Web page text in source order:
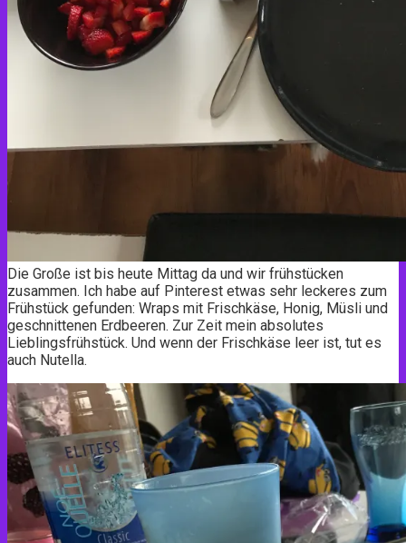
Die Große ist bis heute Mittag da und wir frühstücken
zusammen. Ich habe auf Pinterest etwas sehr leckeres zum
Frühstück gefunden: Wraps mit Frischkäse, Honig, Müsli und
geschnittenen Erdbeeren. Zur Zeit mein absolutes
Lieblingsfrühstück. Und wenn der Frischkäse leer ist, tut es
auch Nutella.